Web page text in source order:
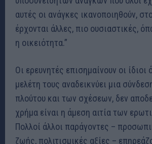
αυτές οι ανάγκες ικανοποιηθούν,
έρχονται άλλες, πιο ουσιαστικές,
η οικειότητα.”
Οι ερευνητές επισημαίνουν οι ίδιοι
μελέτη τους αναδεικνύει μια
πλούτου και των σχέσεων, δεν
χρήμα είναι η άμεση αιτία των
Πολλοί άλλοι παράγοντες –
ζωής, πολιτισμικές αξίες –